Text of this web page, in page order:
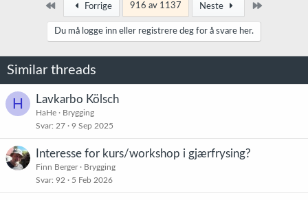
r
Først Forrige 916 av 1137 Neste
Du må logge inn eller registrere deg for å svare her.
Similar threads
H Lavkarbo Kölsch
HaHe
Brygging
Svar 27 9 Sep 2025
Interesse for kurs/workshop i gjærfrysing?
Finn Berger
Brygging
Svar 92 5 Feb 2026